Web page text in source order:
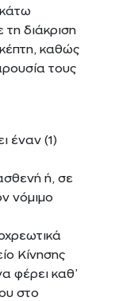
τη διάκριση
καθώς
τους
έναν (1)
ή, σε
νόμιμο
Κίνησης
φέρει καθ’
στο